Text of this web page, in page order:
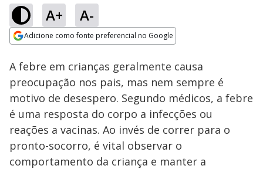
A+ A-
Adicione como fonte preferencial no Google
Ativar
Loaded
21.30%
A febre em crianças geralmente causa
preocupação nos pais, mas nem sempre é
motivo de desespero. Segundo médicos, a febre
é uma resposta do corpo a infecções ou
reações a vacinas. Ao invés de correr para o
pronto-socorro, é vital observar o
comportamento da criança e manter a